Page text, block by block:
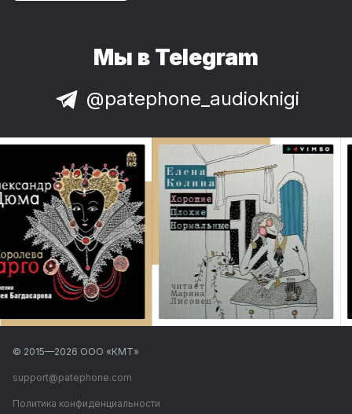
Мы в Telegram
@patephone_audioknigi
© 2015—2026 ООО «КМТ»
support@patephone.com
Политика конфиденциальности